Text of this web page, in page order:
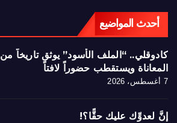
أحدث المواضيع
كادوقلي.. “الملف الأسود” يوثق تاريخاً من
المعاناة ويستقطب حضوراً لافتاً
7 أغسطس، 2026
إنَّ لعدوِّك عليك حقًّا؟!